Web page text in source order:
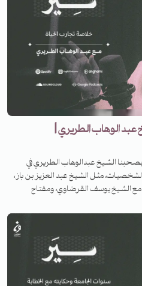
الوهاب الطريري |
الشيخ عبدالوهاب الطريري في
مثل الشيخ عبد العزيز بن باز،
مع الشيخ يوسف القرضاوي، ومفتاح